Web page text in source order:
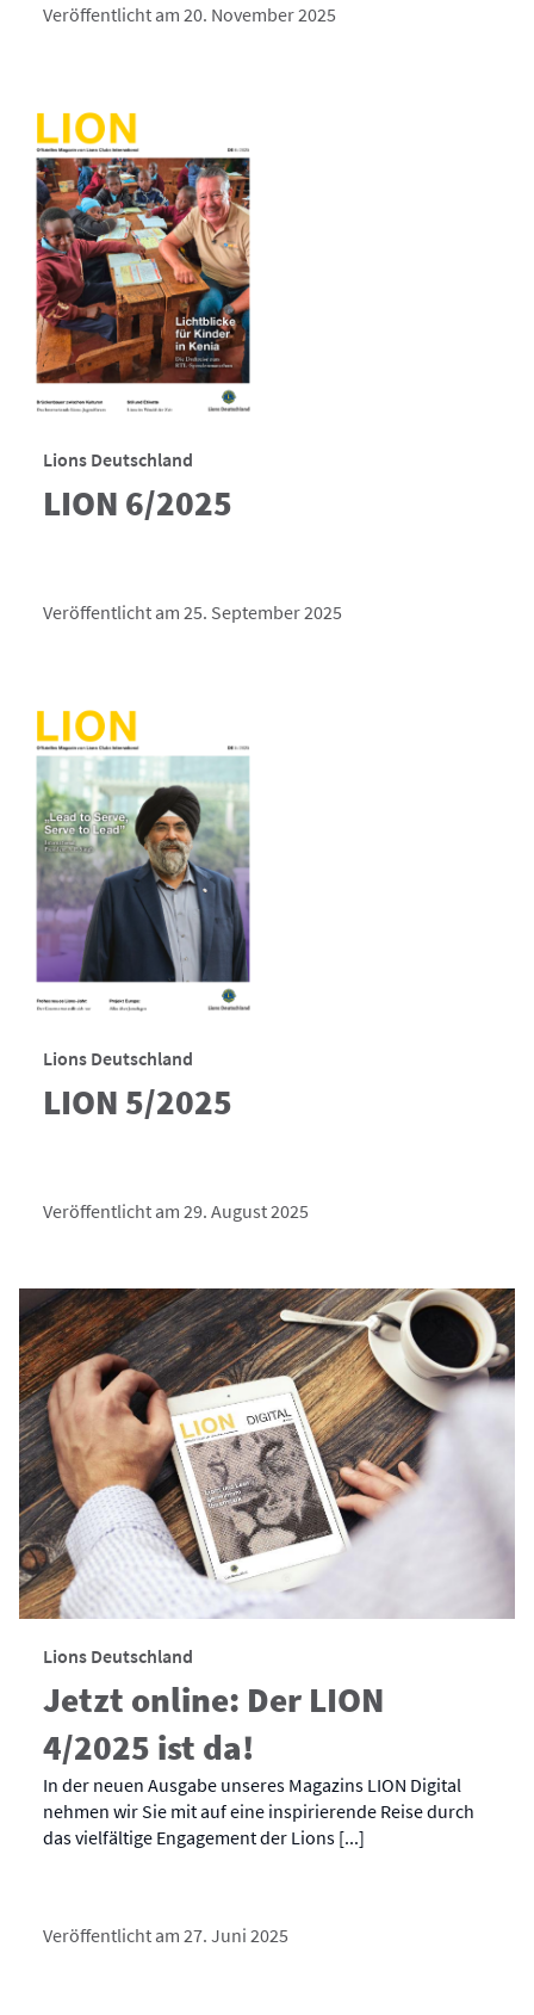
Veröffentlicht am 20. November 2025
Lions Deutschland
LION 6/2025
Veröffentlicht am 25. September 2025
Lions Deutschland
LION 5/2025
Veröffentlicht am 29. August 2025
Lions Deutschland
Jetzt online: Der LION
4/2025 ist da!
In der neuen Ausgabe unseres Magazins LION Digital
nehmen wir Sie mit auf eine inspirierende Reise durch
das vielfältige Engagement der Lions [...]
Veröffentlicht am 27. Juni 2025